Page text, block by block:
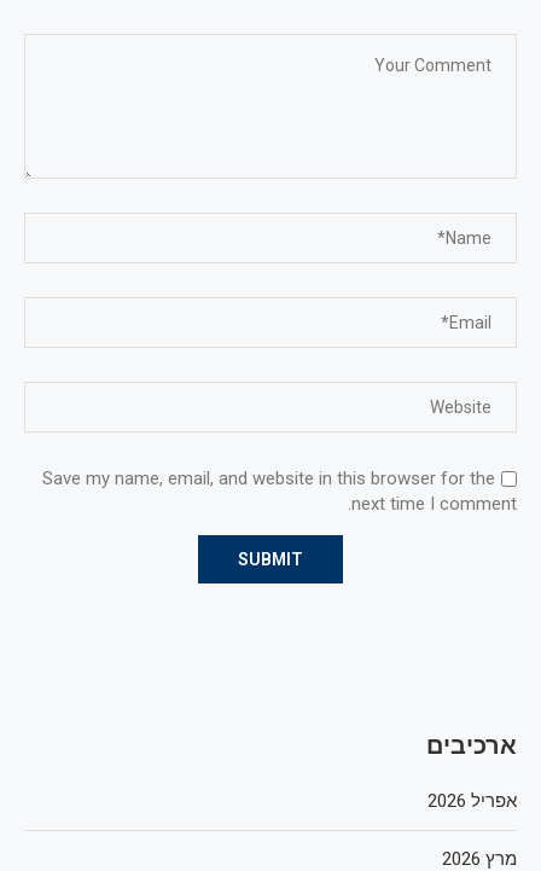
Save my name, email, and website in this browser for the
next time I comment.
ארכיבים
אפריל 2026
מרץ 2026